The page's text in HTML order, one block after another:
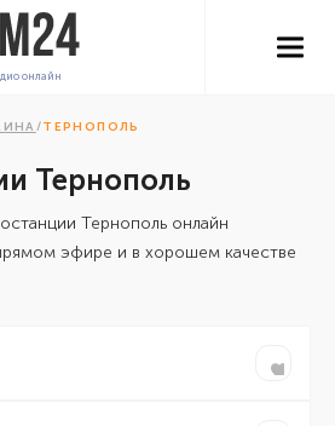
онлайн
/ТЕРНОПОЛЬ
Тернополь
Тернополь онлайн
эфире и в хорошем качестве